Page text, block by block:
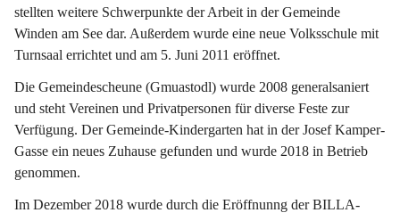
stellten weitere Schwerpunkte der Arbeit in der Gemeinde
Winden am See dar. Außerdem wurde eine neue Volksschule mit
Turnsaal errichtet und am 5. Juni 2011 eröffnet.
Die Gemeindescheune (Gmuastodl) wurde 2008 generalsaniert
und steht Vereinen und Privatpersonen für diverse Feste zur
Verfügung. Der Gemeinde-Kindergarten hat in der Josef Kamper-
Gasse ein neues Zuhause gefunden und wurde 2018 in Betrieb
genommen.
Im Dezember 2018 wurde durch die Eröffnunng der BILLA-